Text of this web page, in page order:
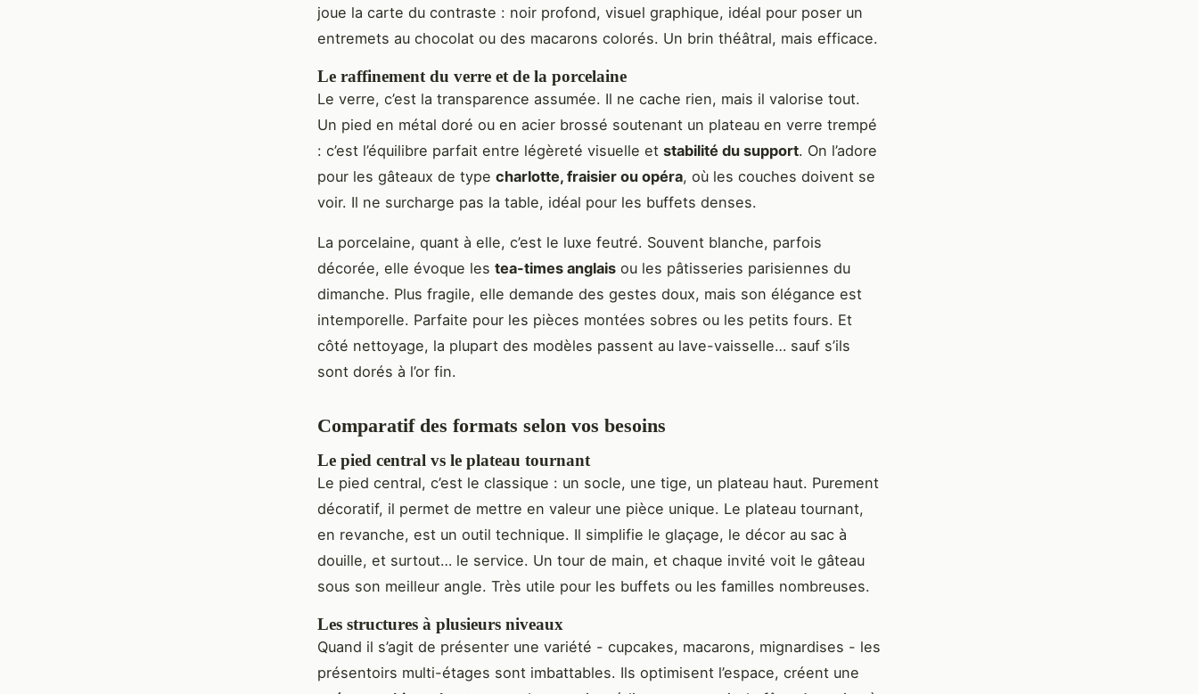
joue la carte du contraste : noir profond, visuel graphique, idéal pour poser un
entremets au chocolat ou des macarons colorés. Un brin théâtral, mais efficace.
Le raffinement du verre et de la porcelaine
Le verre, c’est la transparence assumée. Il ne cache rien, mais il valorise tout.
Un pied en métal doré ou en acier brossé soutenant un plateau en verre trempé
: c’est l’équilibre parfait entre légèreté visuelle et stabilité du support. On l’adore
pour les gâteaux de type charlotte, fraisier ou opéra, où les couches doivent se
voir. Il ne surcharge pas la table, idéal pour les buffets denses.
La porcelaine, quant à elle, c’est le luxe feutré. Souvent blanche, parfois
décorée, elle évoque les tea-times anglais ou les pâtisseries parisiennes du
dimanche. Plus fragile, elle demande des gestes doux, mais son élégance est
intemporelle. Parfaite pour les pièces montées sobres ou les petits fours. Et
côté nettoyage, la plupart des modèles passent au lave-vaisselle… sauf s’ils
sont dorés à l’or fin.
Comparatif des formats selon vos besoins
Le pied central vs le plateau tournant
Le pied central, c’est le classique : un socle, une tige, un plateau haut. Purement
décoratif, il permet de mettre en valeur une pièce unique. Le plateau tournant,
en revanche, est un outil technique. Il simplifie le glaçage, le décor au sac à
douille, et surtout… le service. Un tour de main, et chaque invité voit le gâteau
sous son meilleur angle. Très utile pour les buffets ou les familles nombreuses.
Les structures à plusieurs niveaux
Quand il s’agit de présenter une variété - cupcakes, macarons, mignardises - les
présentoirs multi-étages sont imbattables. Ils optimisent l’espace, créent une